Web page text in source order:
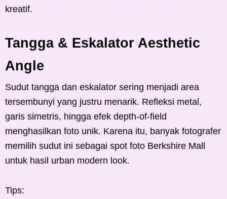
kreatif.
Tangga & Eskalator Aesthetic
Angle
Sudut tangga dan eskalator sering menjadi area
tersembunyi yang justru menarik. Refleksi metal,
garis simetris, hingga efek depth-of-field
menghasilkan foto unik. Karena itu, banyak fotografer
memilih sudut ini sebagai spot foto Berkshire Mall
untuk hasil urban modern look.
Tips: